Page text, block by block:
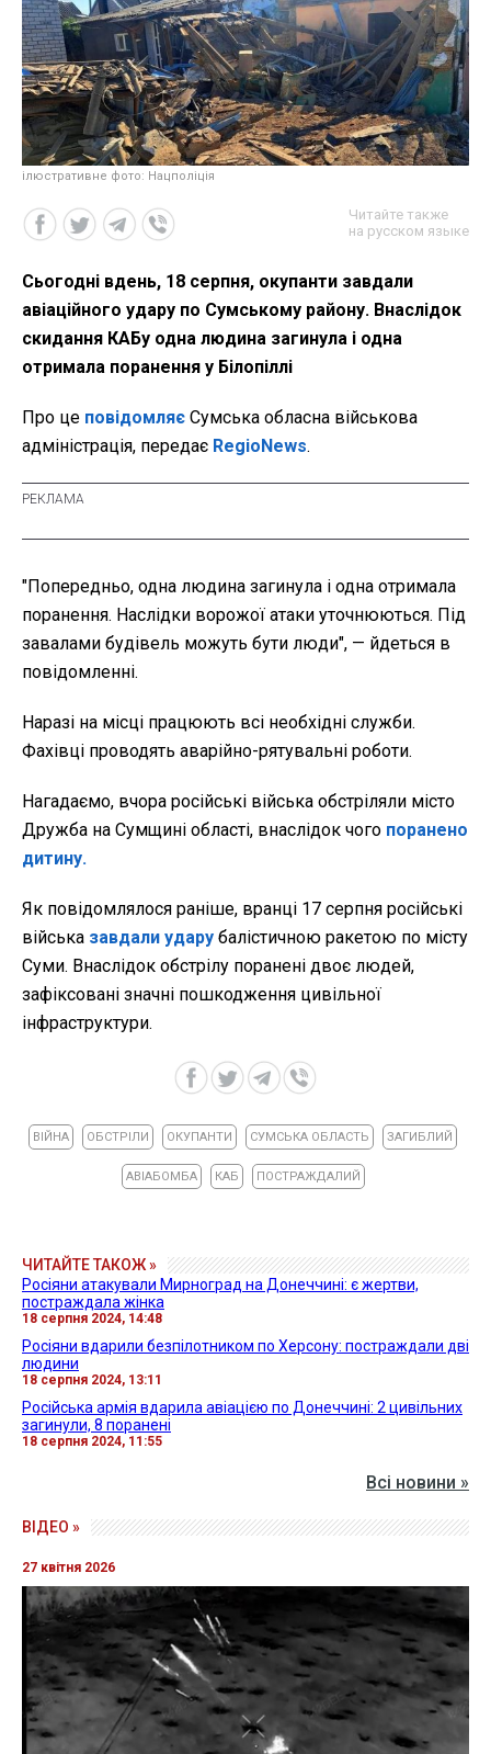
ілюстративне фото: Нацполіція
Читайте также
на русском языке
Сьогодні вдень, 18 серпня, окупанти завдали
авіаційного удару по Сумському району. Внаслідок
скидання КАБу одна людина загинула і одна
отримала поранення у Білопіллі
Про це повідомляє Сумська обласна військова
адміністрація, передає RegioNews.
"Попередньо, одна людина загинула і одна отримала
поранення. Наслідки ворожої атаки уточнюються. Під
завалами будівель можуть бути люди", — йдеться в
повідомленні.
Наразі на місці працюють всі необхідні служби.
Фахівці проводять аварійно-рятувальні роботи.
Нагадаємо, вчора російські війська обстріляли місто
Дружба на Сумщині області, внаслідок чого поранено
дитину.
Як повідомлялося раніше, вранці 17 серпня російські
війська завдали удару балістичною ракетою по місту
Суми. Внаслідок обстрілу поранені двоє людей,
зафіксовані значні пошкодження цивільної
інфраструктури.
ВІЙНА ОБСТРІЛИ ОКУПАНТИ СУМСЬКА ОБЛАСТЬ ЗАГИБЛИЙ
АВІАБОМБА КАБ ПОСТРАЖДАЛИЙ
ЧИТАЙТЕ ТАКОЖ »
Росіяни атакували Мирноград на Донеччині: є жертви,
постраждала жінка
18 серпня 2024, 14:48
Росіяни вдарили безпілотником по Херсону: постраждали дві
людини
18 серпня 2024, 13:11
Російська армія вдарила авіацією по Донеччині: 2 цивільних
загинули, 8 поранені
18 серпня 2024, 11:55
Всі новини »
ВІДЕО »
27 квітня 2026